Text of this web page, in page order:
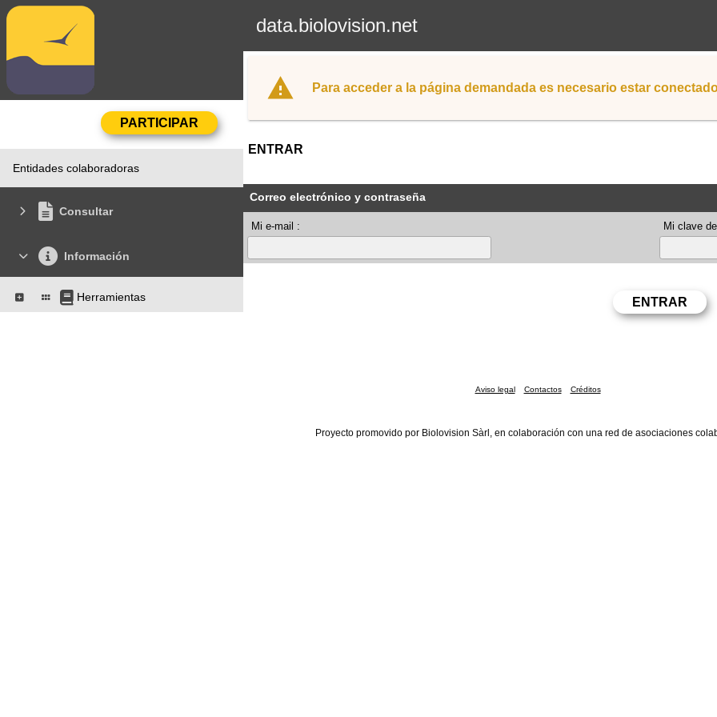
data.biolovision.net
Entidades colaboradoras
Consultar
Información
Herramientas
Para acceder a la página demandada es necesario estar
ENTRAR
Correo electrónico y contraseña
Mi e-mail : Mi clave
Aviso legal Contactos Créditos
Proyecto promovido por Biolovision Sàrl, en colaboración con una red de asociaciones